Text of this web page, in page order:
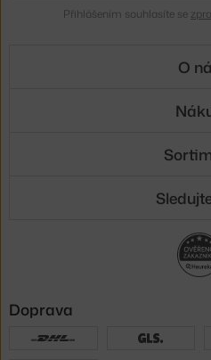
Přihlášením souhlasíte se
O
Doprava